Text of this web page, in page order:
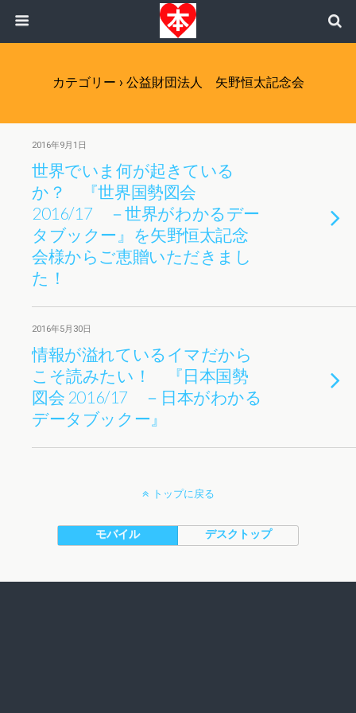
カテゴリー › 公益財団法人 矢野恒太記念会
2016年9月1日
世界でいま何が起きている
か？ 『世界国勢図会
2016/17 －世界がわかるデー
タブックー』を矢野恒太記念
会様からご恵贈いただきまし
た！
2016年5月30日
情報が溢れているイマだから
こそ読みたい！ 『日本国勢
図会 2016/17 －日本がわかる
データブックー』
トップに戻る
モバイル デスクトップ